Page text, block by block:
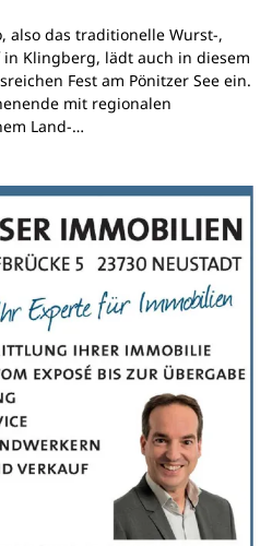
also das traditionelle Wurst-,
Klingberg, lädt auch in diesem
Fest am Pönitzer See ein.
mit regionalen
Land-…